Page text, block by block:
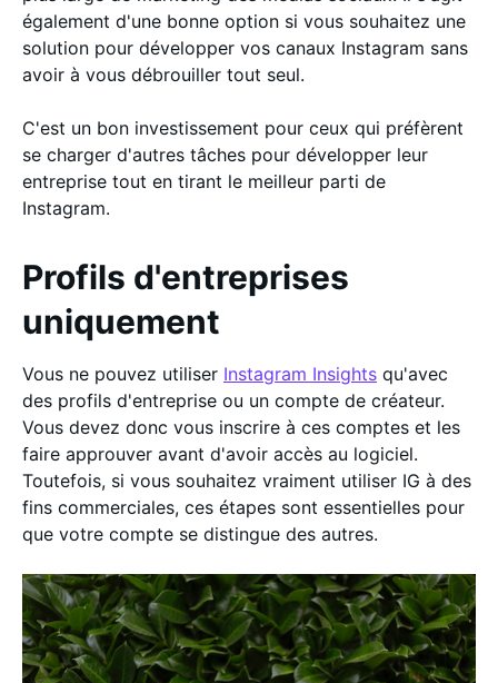
également d'une bonne option si vous souhaitez une
solution pour développer vos canaux Instagram sans
avoir à vous débrouiller tout seul.
C'est un bon investissement pour ceux qui préfèrent
se charger d'autres tâches pour développer leur
entreprise tout en tirant le meilleur parti de
Instagram.
Profils d'entreprises
uniquement
Vous ne pouvez utiliser Instagram Insights qu'avec
des profils d'entreprise ou un compte de créateur.
Vous devez donc vous inscrire à ces comptes et les
faire approuver avant d'avoir accès au logiciel.
Toutefois, si vous souhaitez vraiment utiliser IG à des
fins commerciales, ces étapes sont essentielles pour
que votre compte se distingue des autres.